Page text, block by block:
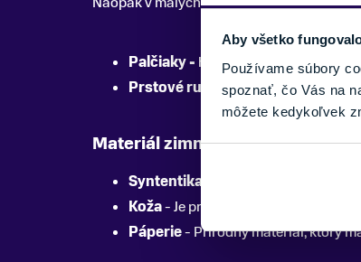
Aby všetko
Používame súbory
spoznať, čo Vás na
môžete kedykoľvek
Palčiaky - hodia sa pre ľudí, ktorý
Prstové rukavice -poskytujú lepší
Materiál zimných rukavíc
Syntentika - Je najčastejšie
Koža- Je prírodným a dlhé roky
Páperie- Prírodný materiál, ktorý